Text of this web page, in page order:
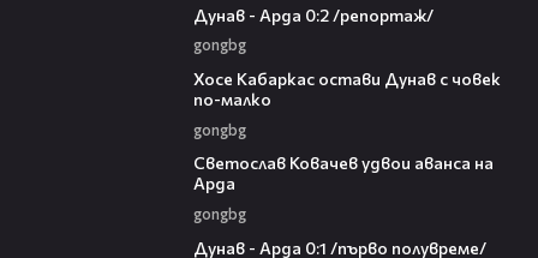
Дунав - Арда 0:2 /репортаж/
gongbg
Хосе Кабаркас остави Дунав с човек
по-малко
gongbg
Светослав Ковачев удвои аванса на
Арда
gongbg
Дунав - Арда 0:1 /първо полувреме/